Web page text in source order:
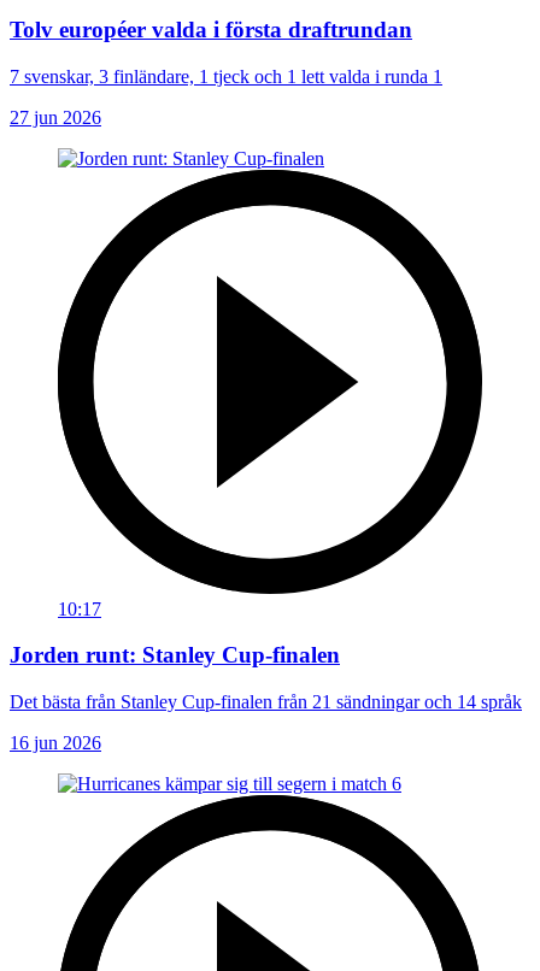
Tolv européer valda i första draftrundan
7 svenskar, 3 finländare, 1 tjeck och 1 lett valda i runda 1
27 jun 2026
10:17
Jorden runt: Stanley Cup-finalen
Det bästa från Stanley Cup-finalen från 21 sändningar och 14 språk
16 jun 2026